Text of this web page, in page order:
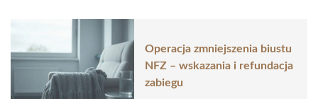
Operacja zmniejszenia biustu
NFZ – wskazania i refundacja
zabiegu